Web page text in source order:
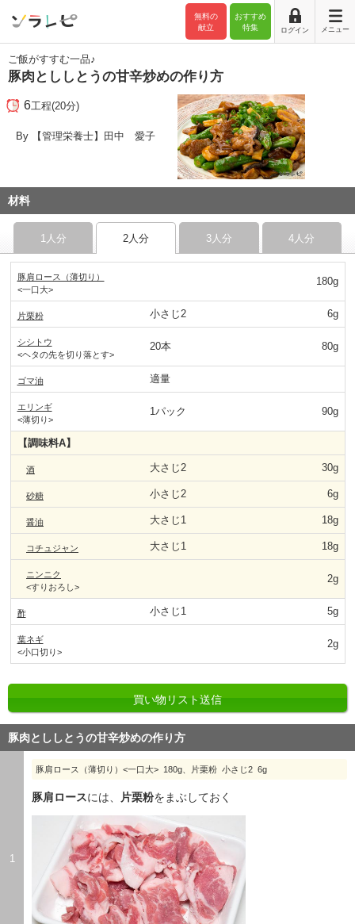
おすすめ
特集
無料の
献立
ログイン メニュー
ご飯がすすむ一品♪
豚肉とししとうの甘辛炒めの作り方
6工程(20分)
By 【管理栄養士】田中 愛子
材料
1人分 2人分 3人分 4人分
豚肩ロース（薄切り）
<一口大>
180g
片栗粉 小さじ2 6g
シシトウ
<ヘタの先を切り落とす>
20本 80g
ゴマ油 適量
エリンギ
<薄切り>
1パック 90g
【調味料A】
酒 大さじ2 30g
砂糖 小さじ2 6g
醤油 大さじ1 18g
コチュジャン 大さじ1 18g
ニンニク
<すりおろし>
2g
酢 小さじ1 5g
葉ネギ
<小口切り>
2g
買い物リスト送信
豚肉とししとうの甘辛炒めの作り方
1
豚肩ロース（薄切り）<一口大> 180g、片栗粉 小さじ2 6g
豚肩ロースには、 片栗粉をまぶしておく